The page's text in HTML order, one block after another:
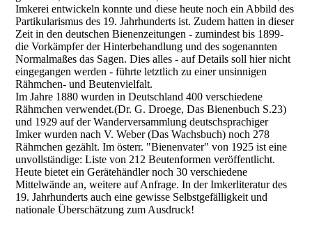
Imkerei entwickeln konnte und diese heute noch ein Abbild des
Partikularismus des 19. Jahrhunderts ist. Zudem hatten in dieser
Zeit in den deutschen Bienenzeitungen - zumindest bis 1899-
die Vorkämpfer der Hinterbehandlung und des sogenannten
Normalmaßes das Sagen. Dies alles - auf Details soll hier nicht
eingegangen werden - führte letztlich zu einer unsinnigen
Rähmchen- und Beutenvielfalt.
Im Jahre 1880 wurden in Deutschland 400 verschiedene
Rähmchen verwendet.(Dr. G. Droege, Das Bienenbuch S.23)
und 1929 auf der Wanderversammlung deutschsprachiger
Imker wurden nach V. Weber (Das Wachsbuch) noch 278
Rähmchen gezählt. Im österr. "Bienenvater" von 1925 ist eine
unvollständige: Liste von 212 Beutenformen veröffentlicht.
Heute bietet ein Gerätehändler noch 30 verschiedene
Mittelwände an, weitere auf Anfrage. In der Imkerliteratur des
19. Jahrhunderts auch eine gewisse Selbstgefälligkeit und
nationale Überschätzung zum Ausdruck!